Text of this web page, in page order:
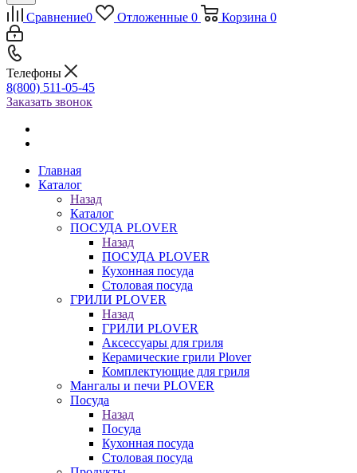
Сравнение0 Отложенные 0 Корзина 0
Телефоны
8(800) 511-05-45
Заказать звонок
Главная
Каталог
Назад
Каталог
ПОСУДА PLOVER
Назад
ПОСУДА PLOVER
Кухонная посуда
Столовая посуда
ГРИЛИ PLOVER
Назад
ГРИЛИ PLOVER
Аксессуары для гриля
Керамические грили Plover
Комплектующие для гриля
Мангалы и печи PLOVER
Посуда
Назад
Посуда
Кухонная посуда
Столовая посуда